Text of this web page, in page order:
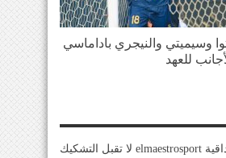
وسيميتي والنيجري باداماسي
للعهد
مصداقية elmaestrosport لا تقبل التشكيك